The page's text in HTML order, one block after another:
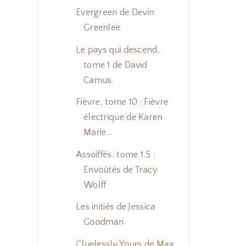
Evergreen de Devin
Greenlee
Le pays qui descend,
tome 1 de David
Camus
Fièvre, tome 10 : Fièvre
électrique de Karen
Marie...
Assoiffés, tome 1.5 :
Envoûtés de Tracy
Wolff
Les initiés de Jessica
Goodman